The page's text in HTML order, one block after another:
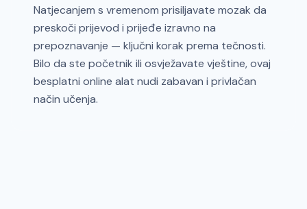
Natjecanjem s vremenom prisiljavate mozak da
preskoči prijevod i prijeđe izravno na
prepoznavanje — ključni korak prema tečnosti.
Bilo da ste početnik ili osvježavate vještine, ovaj
besplatni online alat nudi zabavan i privlačan
način učenja.